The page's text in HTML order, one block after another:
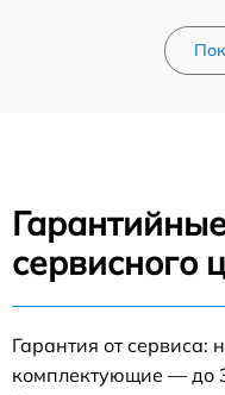
сервисного
Гарантия от сервиса:
комплектующие — до